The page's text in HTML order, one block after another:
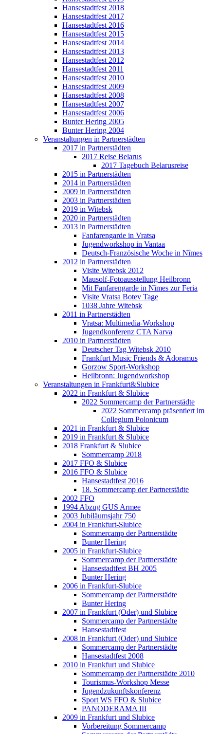
Hansestadtfest 2018
Hansestadtfest 2017
Hansestadtfest 2016
Hansestadtfest 2015
Hansestadtfest 2014
Hansestadtfest 2013
Hansestadtfest 2012
Hansestadtfest 2011
Hansestadtfest 2010
Hansestadtfest 2009
Hansestadtfest 2008
Hansestadtfest 2007
Hansestadtfest 2006
Bunter Hering 2005
Bunter Hering 2004
Veranstaltungen in Partnerstädten
2017 in Partnerstädten
2017 Reise Belarus
2017 Tagebuch Belarusreise
2015 in Partnerstädten
2014 in Partnerstädten
2009 in Partnerstädten
2003 in Partnerstädten
2019 in Witebsk
2020 in Partnerstädten
2013 in Partnerstädten
Fanfarengarde in Vratsa
Jugendworkshop in Vantaa
Deutsch-Französische Woche in Nîmes
2012 in Partnerstädten
Visite Witebsk 2012
Mausolf-Fotoausstellung Heilbronn
Mit Fanfarengarde in Nîmes zur Feria
Visite Vratsa Botev Tage
1038 Jahre Witebsk
2011 in Partnerstädten
Vratsa: Multimedia-Workshop
Jugendkonferenz CTA Narva
2010 in Partnerstädten
Deutscher Tag Witebsk 2010
Frankfurt Music Friends & Adoramus
Gorzow Sport-Workshop
Heilbronn: Jugendworkshop
Veranstaltungen in Frankfurt&Slubice
2022 in Frankfurt & Slubice
2022 Sommercamp der Partnerstädte
2022 Sommercamp präsentiert im
Collegium Polonicum
2021 in Frankfurt & Slubice
2019 in Frankfurt & Slubice
2018 Frankfurt & Slubice
Sommercamp 2018
2017 FFO & Slubice
2016 FFO & Slubice
Hansestadtfest 2016
18. Sommercamp der Partnerstädte
2002 FFO
1994 Abzug GUS Armee
2003 Jubiläumsjahr 750
2004 in Frankfurt-Slubice
Sommercamp der Partnerstädte
Bunter Hering
2005 in Frankfurt-Slubice
Sommercamp der Partnerstädte
Hansestadtfest BH 2005
Bunter Hering
2006 in Frankfurt-Slubice
Sommercamp der Partnerstädte
Bunter Hering
2007 in Frankfurt (Oder) und Słubice
Sommercamp der Partnerstädte
Hansestadtfest
2008 in Frankfurt (Oder) und Słubice
Sommercamp der Partnerstädte
Hansestadtfest 2008
2010 in Frankfurt und Slubice
Sommercamp der Partnerstädte 2010
Tourismus-Workshop Messe
Jugendzukunftskonferenz
Sport WS FFO & Slubice
PANODERAMA III
2009 in Frankfurt und Slubice
Vorbereitung Sommercamp